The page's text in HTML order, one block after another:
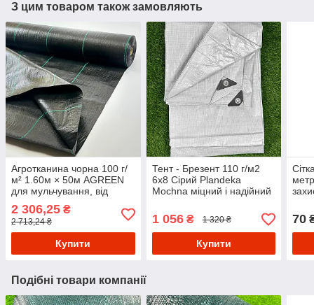
З цим товаром також замовляють
Агротканина чорна 100 г/
м² 1.60м × 50м AGREEN
для мульчування, від
полуниці
2 306,25 ₴
2 713,24 ₴
Купити
Тент - Брезент 110 г/м2
6х8 Сірий Plandeka
Mochna міцний і надійний
умов!
1 056₴ 1 320 ₴
Купити
70
Подібні товари компанії